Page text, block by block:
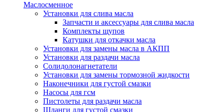
Маслосменное
Установки для слива масла
Запчасти и аксессуары для слива масла
Комплекты щупов
Катушки для откачки масла
Установки для замены масла в АКПП
Установки для раздачи масла
Солидолонагнетатели
Установки для замены тормозной жидкости
Наконечники для густой смазки
Насосы для гсм
Пистолеты для раздачи масла
Шланги для густой смазки